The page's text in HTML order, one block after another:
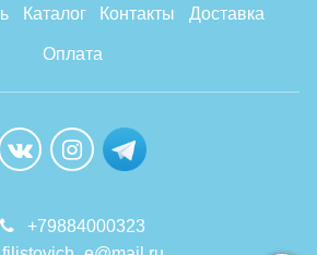
Каталог Контакты Доставка
Оплата
+79884000323